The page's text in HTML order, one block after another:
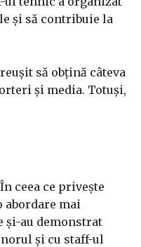
și să contribuie la
să obțină câteva
și media. Totuși,
ceea ce privește
abordare mai
și-au demonstrat
și cu staff-ul